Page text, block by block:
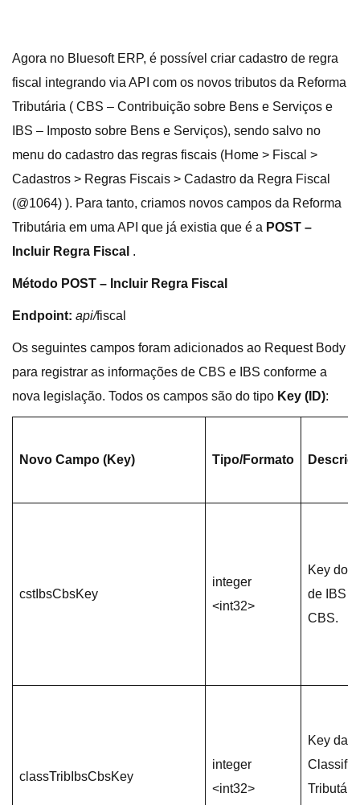
Agora no Bluesoft ERP, é possível criar cadastro de regra
fiscal integrando via API com os novos tributos da Reforma
Tributária ( CBS – Contribuição sobre Bens e Serviços e
IBS – Imposto sobre Bens e Serviços), sendo salvo no
menu do cadastro das regras fiscais (Home > Fiscal >
Cadastros > Regras Fiscais > Cadastro da Regra Fiscal
(@1064) ). Para tanto, criamos novos campos da Reforma
Tributária em uma API que já existia que é a POST –
Incluir Regra Fiscal .
Método POST – Incluir Regra Fiscal
Endpoint: api/fiscal
Os seguintes campos foram adicionados ao Request Body
para registrar as informações de CBS e IBS conforme a
nova legislação. Todos os campos são do tipo Key (ID):
Novo Campo (Key) Tipo/Formato
cstIbsCbsKey
integer
<int32>
Key do
de IBS e
CBS.
classTribIbsCbsKey
integer
<int32>
Key da